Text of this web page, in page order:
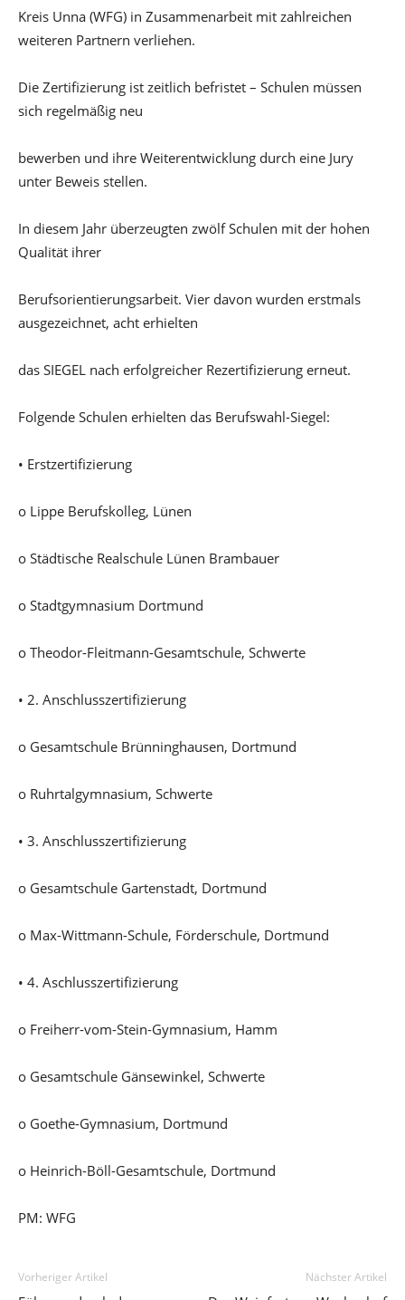
Kreis Unna (WFG) in Zusammenarbeit mit zahlreichen
weiteren Partnern verliehen.
Die Zertifizierung ist zeitlich befristet – Schulen müssen
sich regelmäßig neu
bewerben und ihre Weiterentwicklung durch eine Jury
unter Beweis stellen.
In diesem Jahr überzeugten zwölf Schulen mit der hohen
Qualität ihrer
Berufsorientierungsarbeit. Vier davon wurden erstmals
ausgezeichnet, acht erhielten
das SIEGEL nach erfolgreicher Rezertifizierung erneut.
Folgende Schulen erhielten das Berufswahl-Siegel:
• Erstzertifizierung
o Lippe Berufskolleg, Lünen
o Städtische Realschule Lünen Brambauer
o Stadtgymnasium Dortmund
o Theodor-Fleitmann-Gesamtschule, Schwerte
• 2. Anschlusszertifizierung
o Gesamtschule Brünninghausen, Dortmund
o Ruhrtalgymnasium, Schwerte
• 3. Anschlusszertifizierung
o Gesamtschule Gartenstadt, Dortmund
o Max-Wittmann-Schule, Förderschule, Dortmund
• 4. Aschlusszertifizierung
o Freiherr-vom-Stein-Gymnasium, Hamm
o Gesamtschule Gänsewinkel, Schwerte
o Goethe-Gymnasium, Dortmund
o Heinrich-Böll-Gesamtschule, Dortmund
PM: WFG
Vorheriger Artikel Nächster Artikel